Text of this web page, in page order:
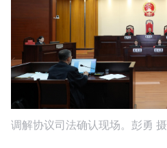
调解协议司法确认现场。彭勇 摄